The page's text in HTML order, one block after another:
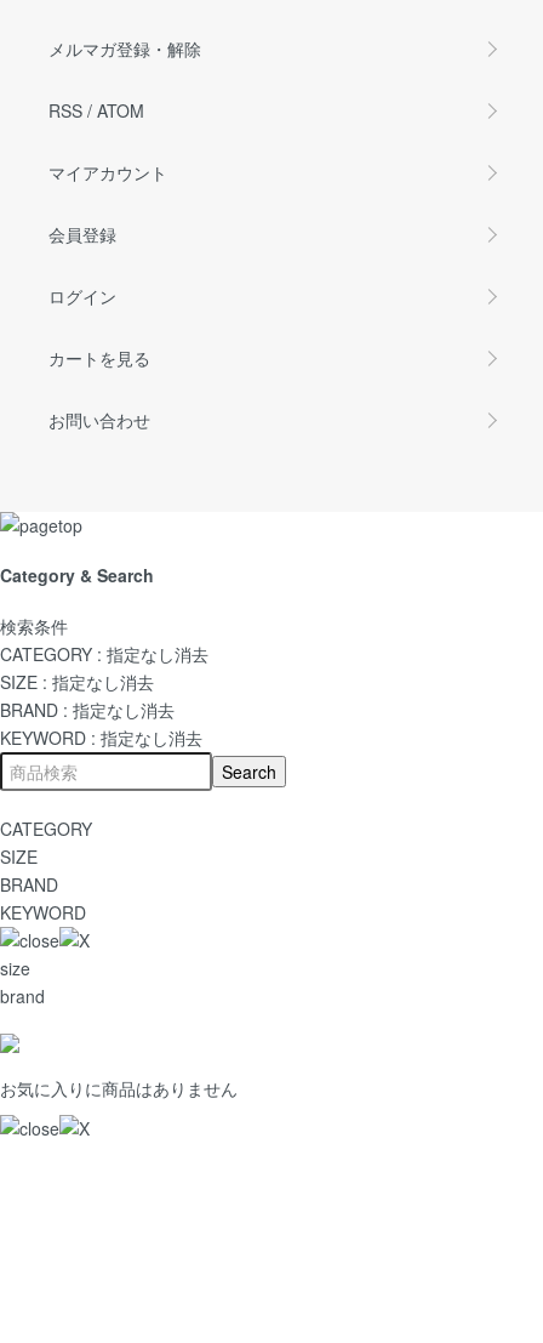
メルマガ登録・解除
RSS / ATOM
マイアカウント
会員登録
ログイン
カートを見る
お問い合わせ
Category & Search
検索条件
CATEGORY : 指定なし消去
SIZE : 指定なし消去
BRAND : 指定なし消去
KEYWORD : 指定なし消去
CATEGORY
SIZE
BRAND
KEYWORD
size
brand
お気に入りに商品はありません